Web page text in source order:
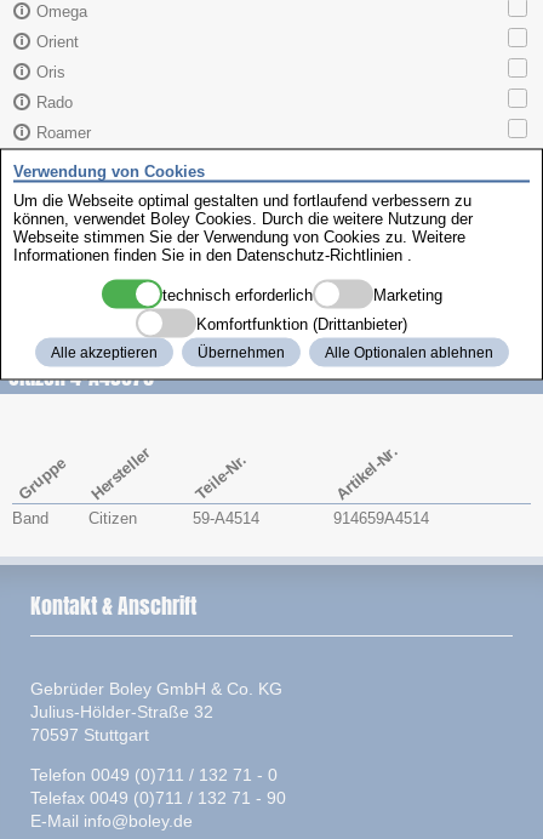
Omega
Orient
Oris
Rado
Roamer
Sector
Seiko
Skagen
TAG Heuer
Citizen 4-A43876
Gruppe Hersteller Teile-Nr. Artikel-Nr.
Band Citizen 59-A4514 914659A4514
Verwendung von Cookies
Um die Webseite optimal gestalten und fortlaufend verbessern zu
können, verwendet Boley Cookies. Durch die weitere Nutzung der
Webseite stimmen Sie der Verwendung von Cookies zu. Weitere
Informationen finden Sie in den Datenschutz-Richtlinien
technisch erforderlich
Marketing
Komfortfunktion (Drittanbieter)
Alle akzeptieren Übernehmen Alle Optionalen ablehnen
Kontakt & Anschrift
Gebrüder Boley GmbH & Co. KG
Julius-Hölder-Straße 32
70597 Stuttgart
Telefon 0049 (0)711 / 132 71 - 0
Telefax 0049 (0)711 / 132 71 - 90
E-Mail info@boley.de